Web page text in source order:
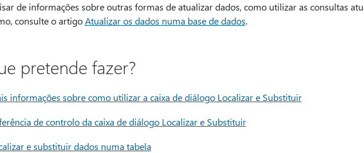
de informações sobre outras formas de atualizar dados, como utilizar as consultas
consulte o artigoAtualizar os dados numa base de dados.
pretende fazer?
informações sobre como utilizar a caixa de diálogo Localizar e Substituir
de controlo da caixa de diálogo Localizar e Substituir
e substituir dados numa tabela